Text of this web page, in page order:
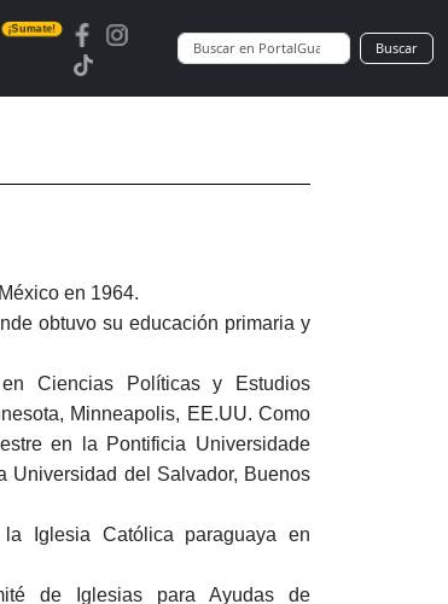
¡Sumate!
Buscar
en 1964.
obtuvo su educación primaria y
Ciencias Políticas y Estudios
Minneapolis, EE.UU. Como
en la Pontificia Universidade
Universidad del Salvador, Buenos
Iglesia Católica paraguaya en
de Iglesias para Ayudas de